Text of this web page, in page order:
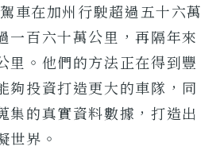
車在加州行駛超過五十六萬
一百六十萬公里，再隔年來
里。他們的方法正在得到豐
夠投資打造更大的車隊，同
集的真實資料數據，打造出
世界。